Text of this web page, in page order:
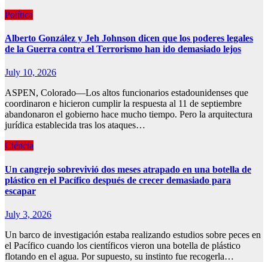
Política
Alberto González y Jeh Johnson dicen que los poderes legales
de la Guerra contra el Terrorismo han ido demasiado lejos
July 10, 2026
ASPEN, Colorado—Los altos funcionarios estadounidenses que
coordinaron e hicieron cumplir la respuesta al 11 de septiembre
abandonaron el gobierno hace mucho tiempo. Pero la arquitectura
jurídica establecida tras los ataques…
Ciéncia
Un cangrejo sobrevivió dos meses atrapado en una botella de
plástico en el Pacífico después de crecer demasiado para
escapar
July 3, 2026
Un barco de investigación estaba realizando estudios sobre peces en
el Pacífico cuando los científicos vieron una botella de plástico
flotando en el agua. Por supuesto, su instinto fue recogerla…